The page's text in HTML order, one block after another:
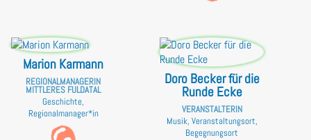
Marion Karmann
REGIONALMANAGERIN
MITTLERES FULDATAL
Geschichte,
Regionalmanager*in
Doro Becker für die
Runde Ecke
VERANSTALTERIN
Musik, Veranstaltungsort,
Begegnungsort